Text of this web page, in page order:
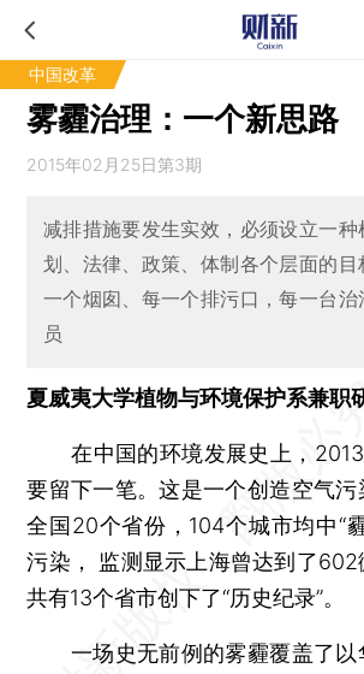
中国改革
雾霾治理：一个新思路
2015年02月25日第3期
减排措施要发生实效，必须设立一
划、法律、政策、体制各个层面的
一个烟囱、每一个排污口，每一台
员
夏威夷大学植物与环境保护系兼职
在中国的环境发展史上，2013
要留下一笔。这是一个创造空气污
全国20个省份，104个城市均中“
污染， 监测显示上海曾达到了602
共有13个省市创下了“历史纪录”。
一场史无前例的雾霾覆盖了以